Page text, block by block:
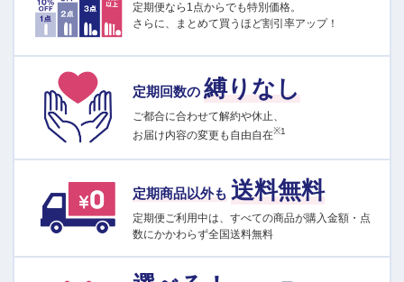
定期便なら1点からでも特別価格。
さらに、まとめて買うほど割引率アップ！
定期回数の 縛りなし
ご都合に合わせて解約や休止、
お届け内容の変更も自由自在※1
定期商品以外も 送料無料
定期便ご利用中は、すべての商品が購入金額・点
数にかかわらず全国送料無料